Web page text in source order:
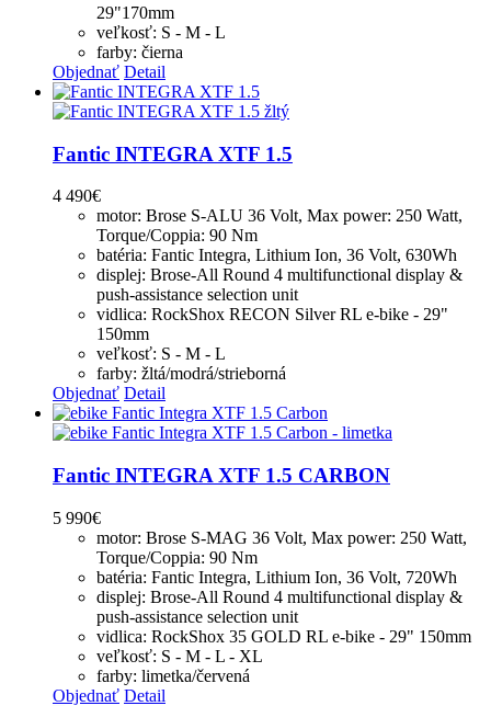
29"170mm
veľkosť: S - M - L
farby: čierna
Objednať Detail
Fantic INTEGRA XTF 1.5
4 490€
motor: Brose S-ALU 36 Volt, Max power: 250 Watt,
Torque/Coppia: 90 Nm
batéria: Fantic Integra, Lithium Ion, 36 Volt, 630Wh
displej: Brose-All Round 4 multifunctional display &
push-assistance selection unit
vidlica: RockShox RECON Silver RL e-bike - 29"
150mm
veľkosť: S - M - L
farby: žltá/modrá/strieborná
Objednať Detail
Fantic INTEGRA XTF 1.5 CARBON
5 990€
motor: Brose S-MAG 36 Volt, Max power: 250 Watt,
Torque/Coppia: 90 Nm
batéria: Fantic Integra, Lithium Ion, 36 Volt, 720Wh
displej: Brose-All Round 4 multifunctional display &
push-assistance selection unit
vidlica: RockShox 35 GOLD RL e-bike - 29" 150mm
veľkosť: S - M - L - XL
farby: limetka/červená
Objednať Detail